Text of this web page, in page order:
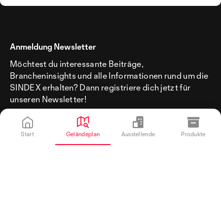
Anmeldung Newsletter
Möchtest du interessante Beiträge,
Brancheninsights und alle Informationen rund um die
SINDEX erhalten? Dann registriere dich jetzt für
unseren Newsletter!
Start Geländeplan Ausstellende Produkte